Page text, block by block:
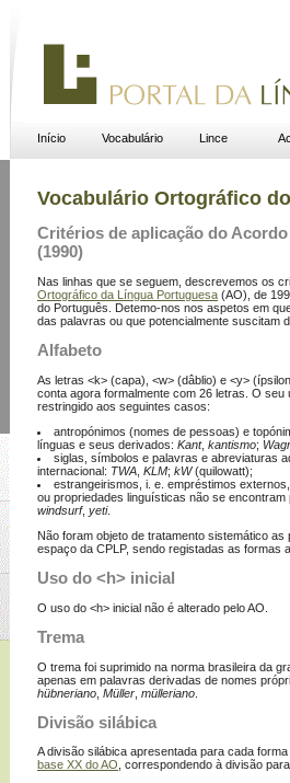
Início Vocabulário Lince
Vocabulário Ortográfico
Critérios de aplicação do
(1990)
Nas linhas que se seguem, descrevemos os
Ortográfico da Língua Portuguesa (AO), de
do Português. Detemo-nos nos aspetos em
das palavras ou que potencialmente suscitam
Alfabeto
As letras <k> (capa), <w> (dâblio) e <y>
conta agora formalmente com 26 letras. O
restringido aos seguintes casos:
antropónimos (nomes de pessoas) e
línguas e seus derivados: Kant, kantismo;
siglas, símbolos e palavras e abreviaturas
internacional: TWA KLM; kW(quilowatt);
estrangeirismos, i. e. empréstimos
ou propriedades linguísticas não se
windsurf, yeti.
Não foram objeto de tratamento sistemático
espaço da CPLP, sendo registadas as formas
Uso do <h> inicial
O uso do <h> inicial não é alterado pelo AO.
Trema
O trema foi suprimido na norma brasileira da
apenas em palavras derivadas de nomes
hübneriano Müller mülleriano
Divisão silábica
A divisão silábica apresentada para cada
base XX do AO , correspondendo à divisão